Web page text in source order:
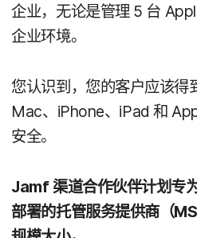
企业，​无论是​管理5 台
企业​环境。
您​认识​到，​您​的​客户​应该​得
Mac、 iPhone、 iPad和
安全。
Jamf渠道​合作​伙伴​计划​专
部署​的​托管​服务​提供​商​（